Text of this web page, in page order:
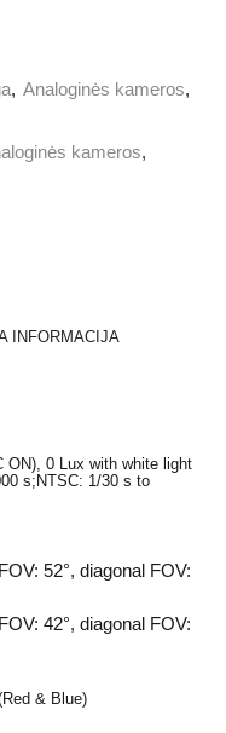
, Analoginės kameros,
kameros,
INFORMACIJA
ON), 0 Lux with white light
s;NTSC: 1/30 s to
52°, diagonal FOV:
42°, diagonal FOV:
& Blue)